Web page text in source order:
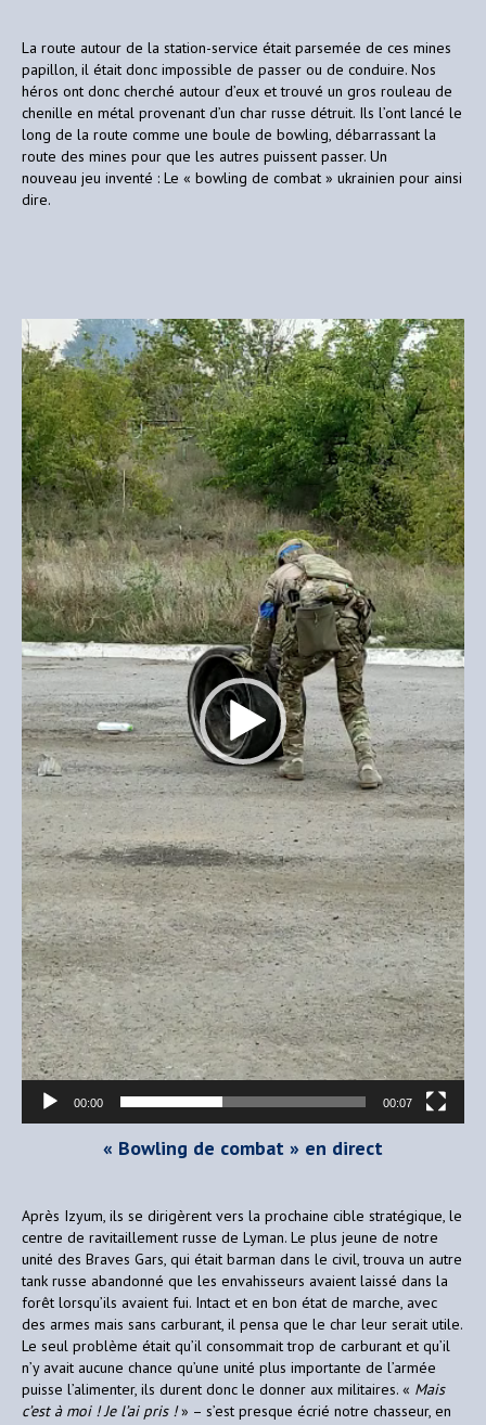
La route autour de la station-service était parsemée de ces mines
papillon, il était donc impossible de passer ou de conduire. Nos
héros ont donc cherché autour d’eux et trouvé un gros rouleau de
chenille en métal provenant d’un char russe détruit. Ils l’ont lancé le
long de la route comme une boule de bowling, débarrassant la
route des mines pour que les autres puissent passer. Un
nouveau jeu inventé : Le « bowling de combat » ukrainien pour ainsi
dire.
Video
Player
00:00 00:07
« Bowling de combat » en direct
Après Izyum, ils se dirigèrent vers la prochaine cible stratégique, le
centre de ravitaillement russe de Lyman. Le plus jeune de notre
unité des Braves Gars, qui était barman dans le civil, trouva un autre
tank russe abandonné que les envahisseurs avaient laissé dans la
forêt lorsqu’ils avaient fui. Intact et en bon état de marche, avec
des armes mais sans carburant, il pensa que le char leur serait utile.
Le seul problème était qu’il consommait trop de carburant et qu’il
n’y avait aucune chance qu’une unité plus importante de l’armée
puisse l’alimenter, ils durent donc le donner aux militaires. « Mais
c’est à moi ! Je l’ai pris !» – s’est presque écrié notre chasseur, en